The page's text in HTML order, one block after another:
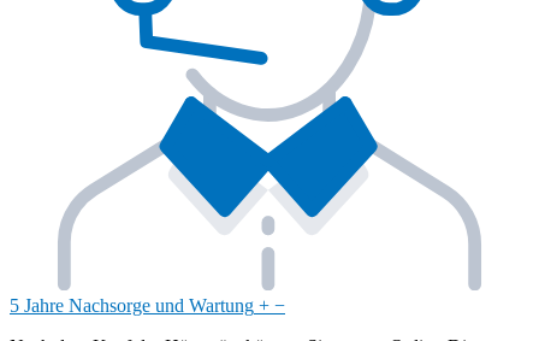
5 Jahre Nachsorge und Wartung + −